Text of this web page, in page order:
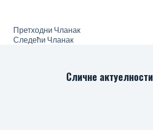
Претходни Чланак
Следећи Чланак
Сличне актуелности